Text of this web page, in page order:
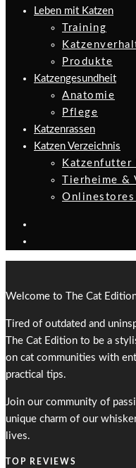
Leben mit Katzen
Training
Produkte
Katzengesundheit
Anatomie
Pflege
Katzenrassen
Katzen Verzeichnis
Katzenfutter
Tierheime &
Welcome to The Cat
Tired of outdated and
The Cat Edition to be a
on cat communities with
practical tips.
Join our community of
unique charm of our
lives.
TOP REVIEWS